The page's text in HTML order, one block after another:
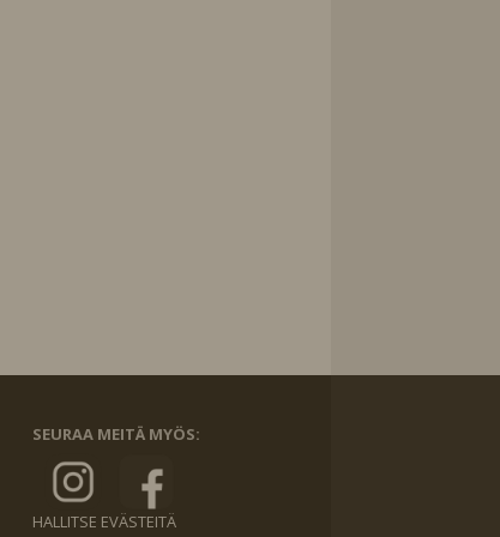
SEURAA MEITÄ MYÖS:
HALLITSE EVÄSTEITÄ